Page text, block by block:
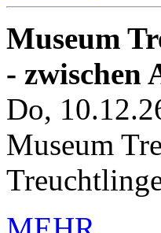
Museum
- zwischen
Do,
Museum